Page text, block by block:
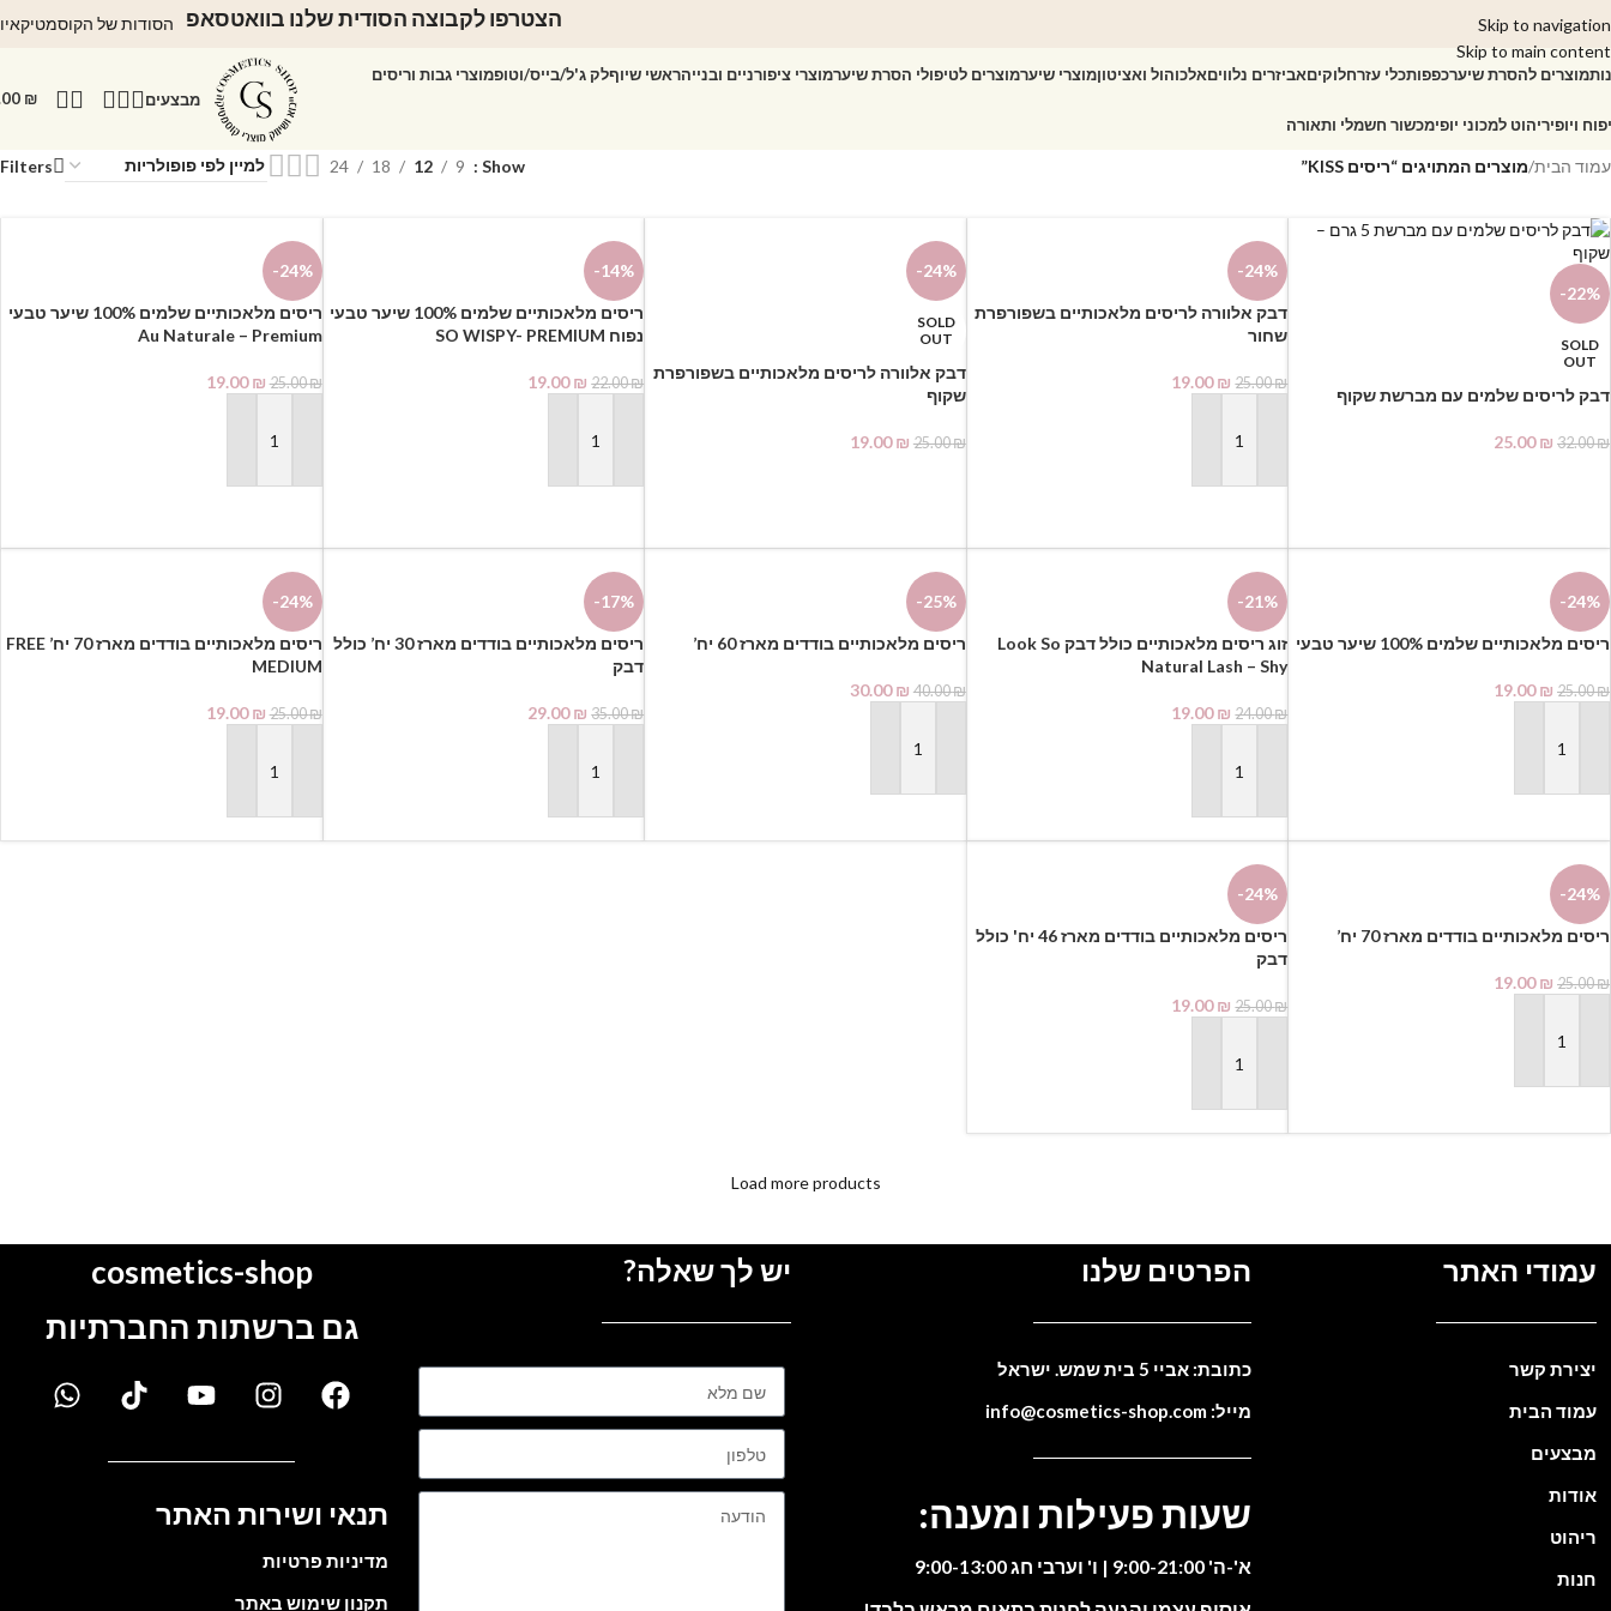
Skip to navigation
Skip to main content
הצטרפו לקבוצה הסודית שלנו בוואטסאפ הסודות של
מוצרים להסרת שיערכפפותכלי עזרחלוקיםאביזרים נלוויםאלכוהול ואציטוןמוצרי שיערמוצרים לטיפולי הסרת שיערמוצרי ציפורניים ובנייהראשי שיוףלק ג'ל/בייס/וטופמוצרי גבות וריסים
ויופיריהוט למכוני יופימכשור חשמלי ותאורה
מבצעים ₪
עמוד הבית/מוצרים המתויגים “ריסים KISS” Show
9
12
18
24
Filters
-22%
SOLD
OUT
דבק לריסים שלמים עם מברשת שקוף
32.00₪
25.00₪
-24%
דבק אלוורה לריסים מלאכותיים בשפורפרת
שחור
25.00₪
19.00₪
-24%
SOLD
OUT
דבק אלוורה לריסים מלאכותיים בשפורפרת
שקוף
25.00₪
19.00₪
-14%
ריסים מלאכותיים שלמים 100% שיער טבעי
נפוח SO WISPY- PREMIUM
22.00₪
19.00₪
-24%
ריסים מלאכותיים שלמים 100% שיער טבעי
Au Naturale – Premium
25.00₪
19.00₪
-24%
ריסים מלאכותיים שלמים 100% שיער טבעי
25.00₪
19.00₪
-21%
זוג ריסים מלאכותיים כולל דבק Look So
Natural Lash – Shy
24.00₪
19.00₪
-25%
ריסים מלאכותיים בודדים מארז 60 יח’
40.00₪
30.00₪
-17%
ריסים מלאכותיים בודדים מארז 30 יח’ כולל
דבק
35.00₪
29.00₪
-24%
ריסים מלאכותיים בודדים מארז 70 יח’ FREE
MEDIUM
25.00₪
19.00₪
-24%
ריסים מלאכותיים בודדים מארז 70 יח’
25.00₪
19.00₪
-24%
ריסים מלאכותיים בודדים מארז 46 יח' כולל
דבק
25.00₪
19.00₪
Load more products
עמודי האתר
יצירת קשר
עמוד הבית
מבצעים
אודות
ריהוט
חנות
הפרטים שלנו
כתובת: אביי 5 בית שמש. ישראל
מייל: info@cosmetics-shop.com
שעות פעילות ומענה:
א'-ה' 9:00-21:00 | ו' וערבי חג 9:00-13:00
יש לך שאלה?
cosmetics-shop
גם ברשתות החברתיות
תנאי ושירות האתר
מדיניות פרטיות
תקנון שימוש באתר